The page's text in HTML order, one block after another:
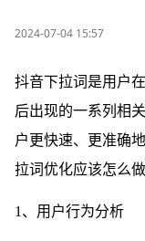
2024-07-04 15:57
抖音下拉词是用户
后出现的一系列相
户更快速、更准确
拉词优化应该怎么做
1、 用户行为分析